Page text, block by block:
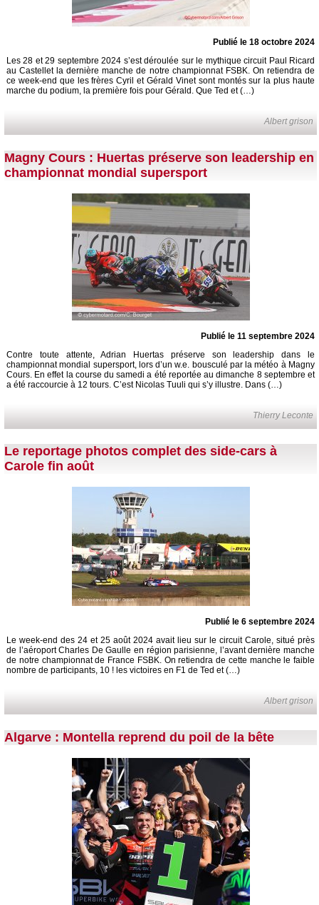
Publié le 18 octobre 2024
Les 28 et 29 septembre 2024 s’est déroulée sur le mythique circuit Paul Ricard
au Castellet la dernière manche de notre championnat FSBK. On retiendra de
ce week-end que les frères Cyril et Gérald Vinet sont montés sur la plus haute
marche du podium, la première fois pour Gérald. Que Ted et (…)
Albert grison
Magny Cours : Huertas préserve son leadership en
championnat mondial supersport
Publié le 11 septembre 2024
Contre toute attente, Adrian Huertas préserve son leadership dans le
championnat mondial supersport, lors d’un w.e. bousculé par la météo à Magny
Cours. En effet la course du samedi a été reportée au dimanche 8 septembre et
a été raccourcie à 12 tours. C’est Nicolas Tuuli qui s’y illustre. Dans (…)
Thierry Leconte
Le reportage photos complet des side-cars à
Carole fin août
Publié le 6 septembre 2024
Le week-end des 24 et 25 août 2024 avait lieu sur le circuit Carole, situé près
de l’aéroport Charles De Gaulle en région parisienne, l’avant dernière manche
de notre championnat de France FSBK. On retiendra de cette manche le faible
nombre de participants, 10 ! les victoires en F1 de Ted et (…)
Albert grison
Algarve : Montella reprend du poil de la bête